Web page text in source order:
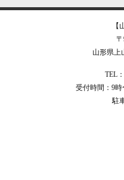
【
山形県上
TEL
受付時間：9
駐